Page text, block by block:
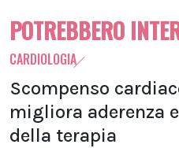
POTREBBERO
CARDIOLOGIA
Scompenso
migliora aderenza
della terapia